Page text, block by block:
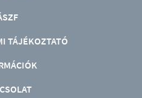
TÁJÉKOZTATÓ